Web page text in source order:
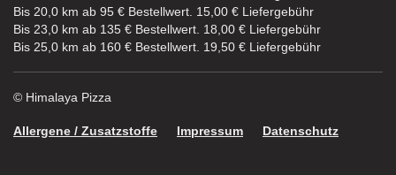
Bis 20,0 km ab 95 € Bestellwert. 15,00 € Liefergebühr
Bis 23,0 km ab 135 € Bestellwert. 18,00 € Liefergebühr
Bis 25,0 km ab 160 € Bestellwert. 19,50 € Liefergebühr
© Himalaya Pizza
Allergene / Zusatzstoffe Impressum Datenschutz